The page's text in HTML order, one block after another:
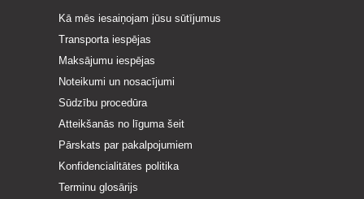
Kā mēs iesaiņojam jūsu sūtījumus
Transporta iespējas
Maksājumu iespējas
Noteikumi un nosacījumi
Sūdzību procedūra
Atteikšanās no līguma šeit
Pārskats par pakalpojumiem
Konfidencialitātes politika
Terminu glosārijs